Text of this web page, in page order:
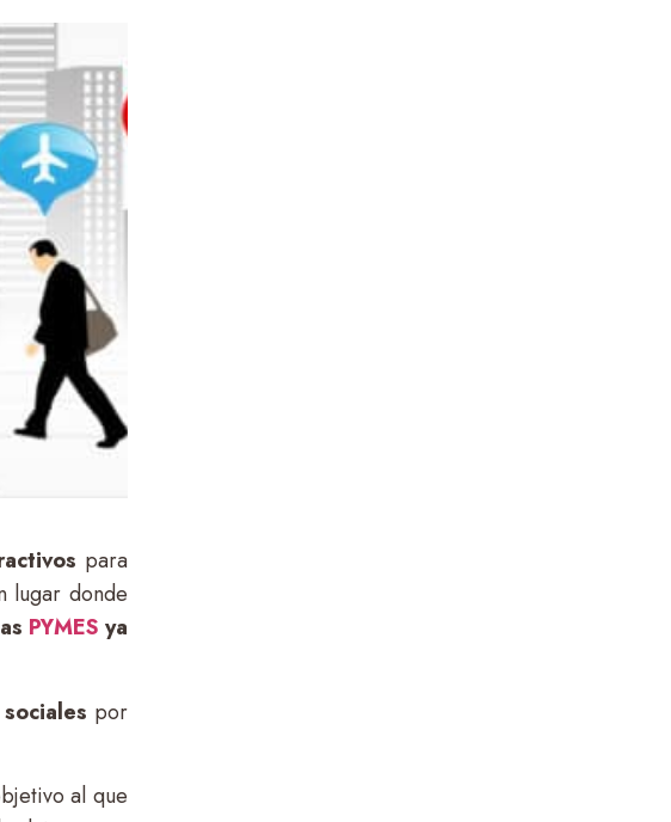
para
lugar donde
PYMES ya
por
al que